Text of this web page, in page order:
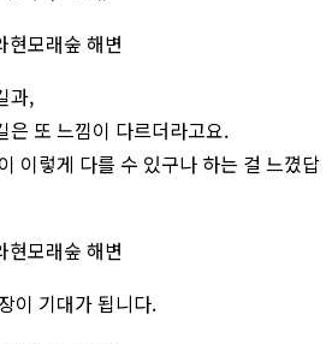
과,
은 또 느낌이 다르더라고요.
이렇게 다를 수 있구나 하는 걸 느꼈답
이 기대가 됩니다.